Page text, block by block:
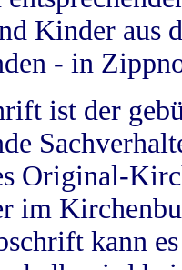
Kinder aus
- in
ist der
Original-
im
kann